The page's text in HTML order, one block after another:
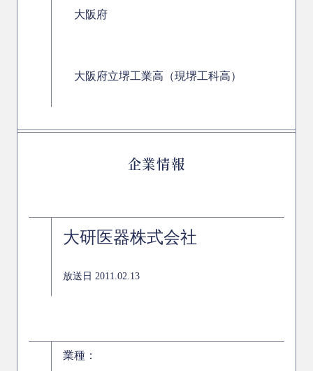
大阪府
大阪府立堺工業高（現堺工科高）
企業情報
大研医器株式会社
放送日 2011.02.13
業種：